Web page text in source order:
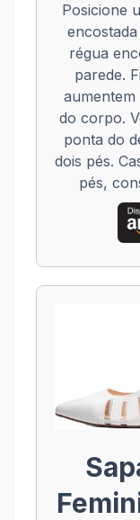
Posicione
régua
parede.
do corpo.
ponta do
dois pés.
pés,